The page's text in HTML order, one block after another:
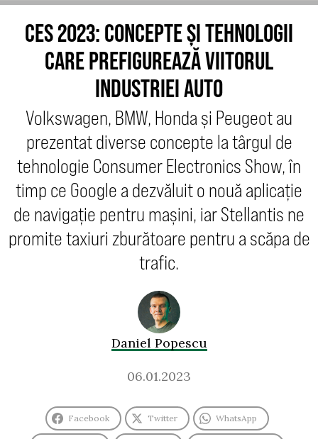
CES 2023: CONCEPTE ȘI TEHNOLOGII
CARE PREFIGUREAZĂ VIITORUL
INDUSTRIEI AUTO
Volkswagen, BMW, Honda și Peugeot au
prezentat diverse concepte la târgul de
tehnologie Consumer Electronics Show, în
timp ce Google a dezvăluit o nouă aplicație
de navigație pentru mașini, iar Stellantis ne
promite taxiuri zburătoare pentru a scăpa de
trafic.
Daniel Popescu
06.01.2023
Facebook Twitter WhatsApp